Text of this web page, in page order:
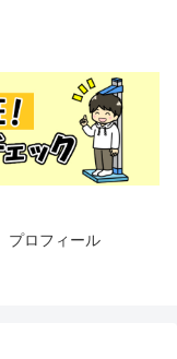
プロフィール